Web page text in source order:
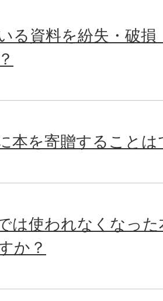
る資料を紛失・破
本を寄贈すること
は使われなくなっ
か？